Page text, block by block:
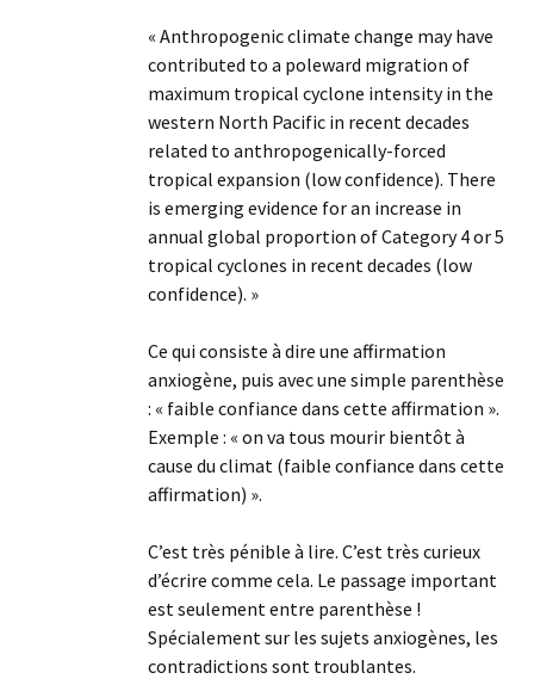
« Anthropogenic climate change may have
contributed to a poleward migration of
maximum tropical cyclone intensity in the
western North Pacific in recent decades
related to anthropogenically-forced
tropical expansion (low confidence). There
is emerging evidence for an increase in
annual global proportion of Category 4 or 5
tropical cyclones in recent decades (low
confidence). »
Ce qui consiste à dire une affirmation
anxiogène, puis avec une simple parenthèse
: « faible confiance dans cette affirmation ».
Exemple : « on va tous mourir bientôt à
cause du climat (faible confiance dans cette
affirmation) ».
C’est très pénible à lire. C’est très curieux
d’écrire comme cela. Le passage important
est seulement entre parenthèse !
Spécialement sur les sujets anxiogènes, les
contradictions sont troublantes.